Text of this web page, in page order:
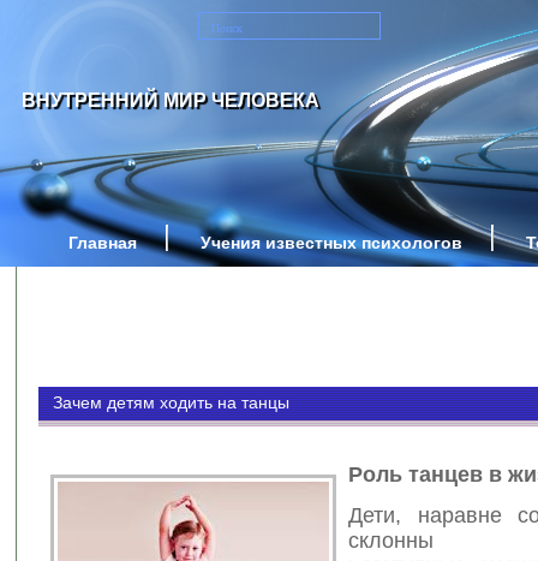
ВНУТРЕННИЙ МИР ЧЕЛОВЕКА
Главная Учения известных психологов
Зачем детям ходить на танцы
Роль танцев в
Дети, наравне
склонны